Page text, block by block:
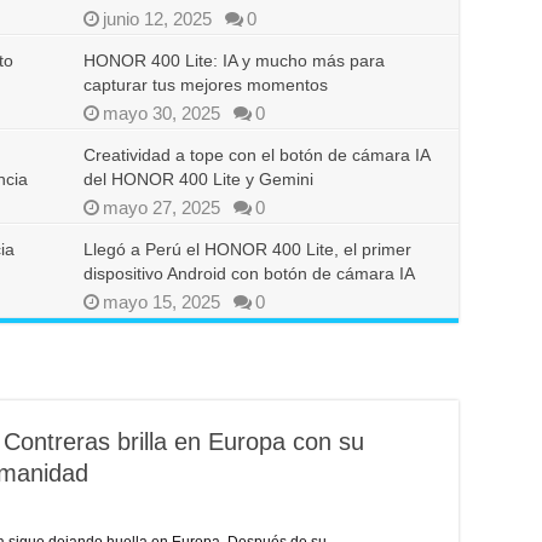
junio 12, 2025 0
HONOR 400 Lite: IA y mucho más para
capturar tus mejores momentos
mayo 30, 2025 0
Creatividad a tope con el botón de cámara IA
del HONOR 400 Lite y Gemini
mayo 27, 2025 0
Llegó a Perú el HONOR 400 Lite, el primer
dispositivo Android con botón de cámara IA
mayo 15, 2025 0
brilla en Europa con su